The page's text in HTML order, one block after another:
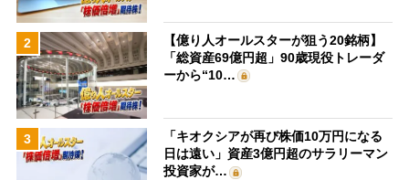
2
【億り人オールスターが狙う20銘柄】
「総資産69億円超」90歳現役トレーダ
ーから“10…
3
「キオクシアが再び株価10万円になる
日は遠い」資産3億円超のサラリーマン
投資家が…